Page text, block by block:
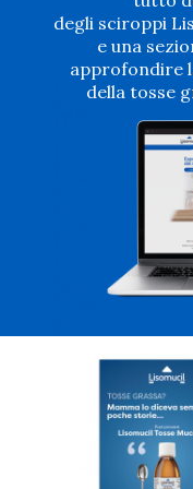
degli sciroppi
e una
approfondire
della tosse